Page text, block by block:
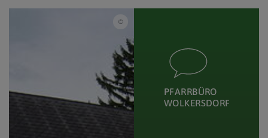
PFARRBÜRO
WOLKERSDORF